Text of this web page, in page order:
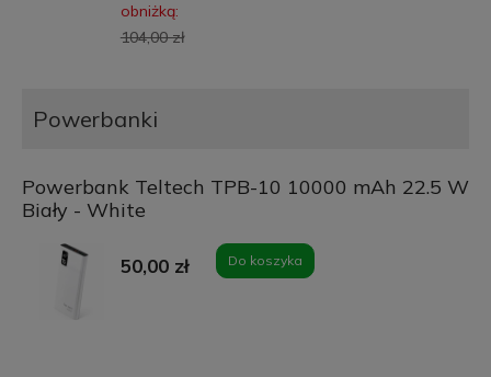
obniżką:
104,00 zł
Powerbanki
Powerbank Teltech TPB-10 10000 mAh 22.5 W
Biały - White
50,00 zł Do koszyka